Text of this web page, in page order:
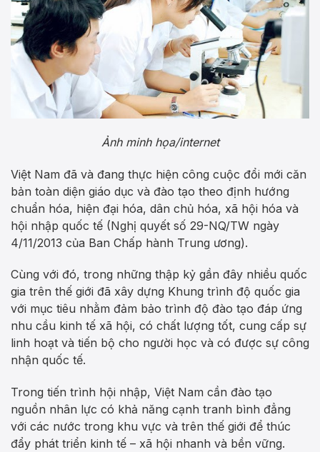
Ảnh minh họa/internet
Việt Nam đã và đang thực hiện công cuộc đổi mới căn
bản toàn diện giáo dục và đào tạo theo định hướng
chuẩn hóa, hiện đại hóa, dân chủ hóa, xã hội hóa và
hội nhập quốc tế (Nghị quyết số 29-NQ/TW ngày
4/11/2013 của Ban Chấp hành Trung ương).
Cùng với đó, trong những thập kỷ gần đây nhiều quốc
gia trên thế giới đã xây dựng Khung trình độ quốc gia
với mục tiêu nhằm đảm bảo trình độ đào tạo đáp ứng
nhu cầu kinh tế xã hội, có chất lượng tốt, cung cấp sự
linh hoạt và tiến bộ cho người học và có được sự công
nhận quốc tế.
Trong tiến trình hội nhập, Việt Nam cần đào tạo
nguồn nhân lực có khả năng cạnh tranh bình đẳng
với các nước trong khu vực và trên thế giới để thúc
đẩy phát triển kinh tế – xã hội nhanh và bền vững.